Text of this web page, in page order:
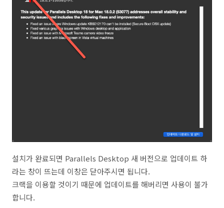
설치가 완료되면 Parallels Desktop 새 버전으로 업데이트 하
라는 창이 뜨는데 이창은 닫아주시면 됩니다.
크랙을 이용할 것이기 때문에 업데이트를 해버리면 사용이 불가
합니다.